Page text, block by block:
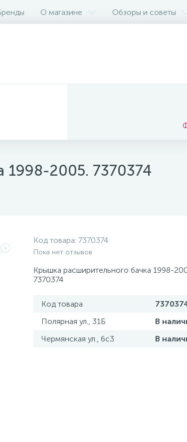
О магазине Обзоры и советы
1998-2005. 7370374
Код товара: 7370374
Пока нет отзывов
Крышка расширительного бачка 1998-
7370374
Код товара
Полярная ул., 31Б
В
Чермянская ул., 6с3
В